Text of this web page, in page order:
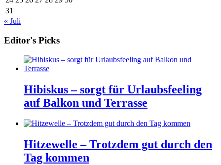
31
« Juli
Editor's Picks
Hibiskus – sorgt für Urlaubsfeeling
auf Balkon und Terrasse
Hitzewelle – Trotzdem gut durch den
Tag kommen